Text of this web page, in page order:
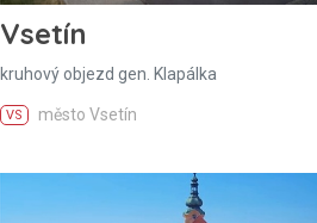
Vsetín
kruhový objezd gen. Klapálka
VS město Vsetín